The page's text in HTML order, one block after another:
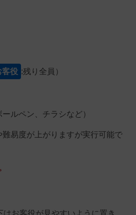
客役 :残り全員）
ルペン、チラシなど）
易度が上がりますが実行可能で
お客役が見やすいように置き